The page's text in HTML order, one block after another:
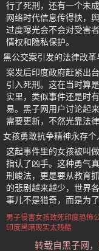
行了死刑，还有一个未
网络时代信息传得快，
过度曝光会不会对受害
情权和隐私保护。
黑公交案引发的法律改革
案发后印度政府赶紧出
引入死刑。这在当时算
实里，类似事件还是时
易。黑子网用户讨论起
需要更新，不然光靠法
女孩勇敢抗争精神永存个
这起事件里的女孩被叫
指认了凶手。这种勇气
刑峻法，更是要从教育
的悲剧越来越少，世界
事儿不是猎奇，而是为
男子侵害女孩致死印度恐怖
印度黑暗现实太残酷
转载自黑子网